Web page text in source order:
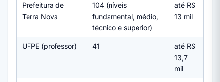
Prefeitura de
Terra Nova
104 (níveis
fundamental, médio,
técnico e superior)
até R$
13 mil
UFPE (professor) 41
até R$
13,7
mil